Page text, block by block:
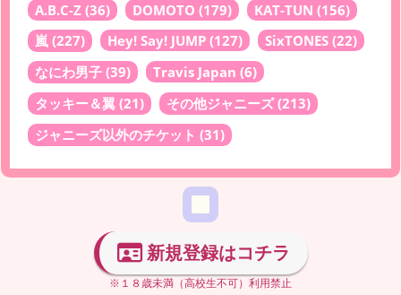
A.B.C-Z (36) DOMOTO (179) KAT-TUN (156)
嵐 (227) Hey! Say! JUMP (127) SixTONES (22)
なにわ男子 (39) Travis Japan (6)
タッキー＆翼 (21) その他ジャニーズ(213)
ジャニーズ以外のチケット (31)
新規登録はコチラ
※１８歳未満（高校生不可）利用禁止